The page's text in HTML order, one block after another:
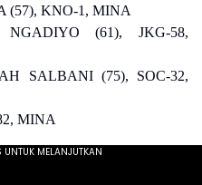
(57), KNO-1, MINA
(61), JKG-58,
SALBANI (75), SOC-32,
MINA